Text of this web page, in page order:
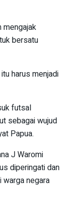
mengajak
bersatu
harus menjadi
futsal
sebagai wujud
Papua.
J Waromi
diperingati dan
warga negara